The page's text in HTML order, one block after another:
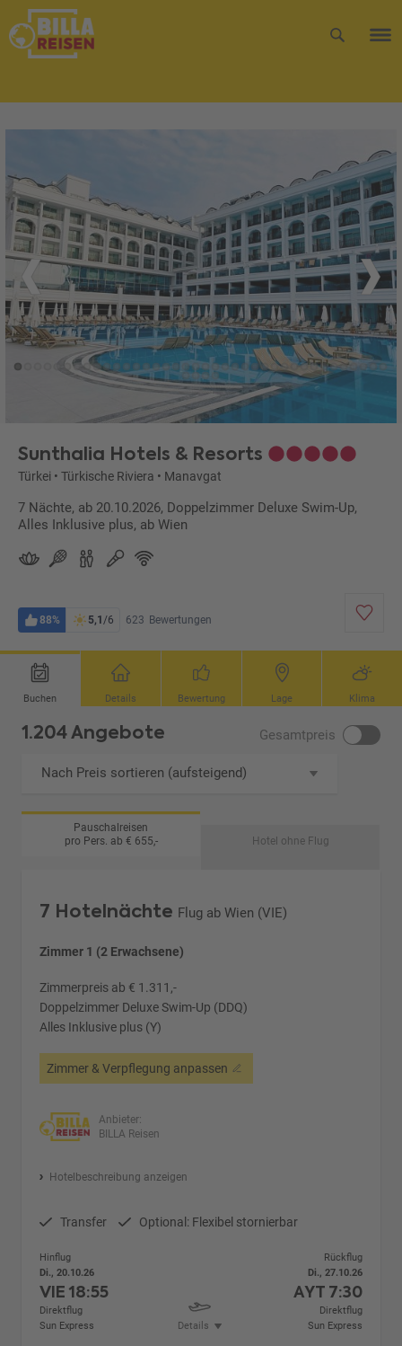
Sunthalia Hotels & Resorts
Türkei • Türkische Riviera • Manavgat
7 Nächte, ab 20.10.2026, Doppelzimmer Deluxe Swim-Up,
Alles Inklusive plus, ab Wien
88% 5,1 /6 623 Bewertungen
Buchen Details Bewertung Lage Klima
1.204 Angebote Gesamtpreis
Nach Preis sortieren (aufsteigend)
Pauschalreisen
pro Pers. ab € 655,-
Hotel ohne Flug
7 Hotelnächte Flug ab Wien (VIE)
Zimmer 1 (2 Erwachsene)
Zimmerpreis ab € 1.311,-
Doppelzimmer Deluxe Swim-Up (DDQ)
Alles Inklusive plus (Y)
Zimmer & Verpflegung anpassen
Anbieter:
BILLA Reisen
Hotelbeschreibung anzeigen
Transfer Optional: Flexibel stornierbar
Hinflug
Di., 20.10.26
VIE18:55
Direktflug
Sun Express
Details
Rückflug
Di., 27.10.26
AYT 7:30
Direktflug
Sun Express